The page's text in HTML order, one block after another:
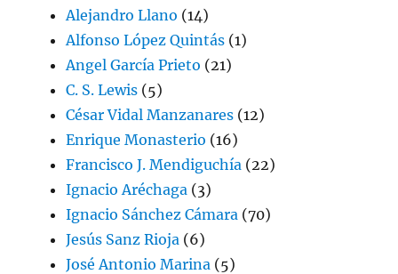
Alejandro Llano (14)
Alfonso López Quintás (1)
Angel García Prieto (21)
C. S. Lewis (5)
César Vidal Manzanares (12)
Enrique Monasterio (16)
Francisco J. Mendiguchía (22)
Ignacio Aréchaga (3)
Ignacio Sánchez Cámara (70)
Jesús Sanz Rioja (6)
José Antonio Marina (5)